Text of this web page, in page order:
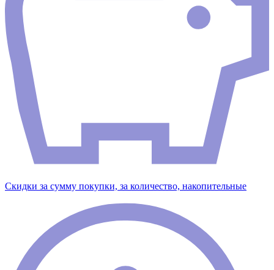
Скидки за сумму покупки, за количество, накопительные